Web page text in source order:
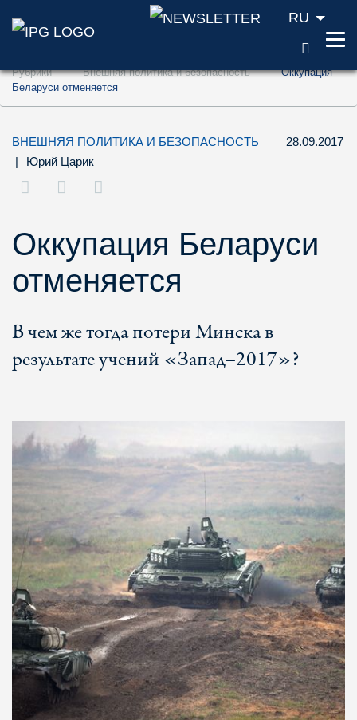
Перейти к содержанию (ключ доступа
Перейти к поиску (ключ доступа '2')
RU
Рубрики Внешняя политика и безопасность
Оккупация
Беларуси отменяется
ВНЕШНЯЯ ПОЛИТИКА И БЕЗОПАСНОСТЬ
28.09.2017
|
Юрий Царик
Оккупация Беларуси
отменяется
В чем же тогда потери Минска в
результате учений «Запад–2017»?